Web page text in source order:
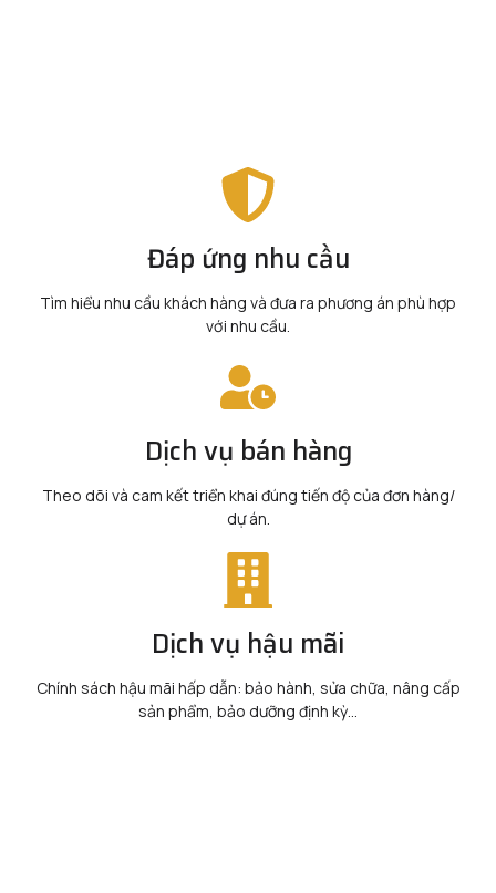
Đáp ứng nhu cầu
Tìm hiểu nhu cầu khách hàng và đưa ra phương án phù hợp
với nhu cầu.
Dịch vụ bán hàng
Theo dõi và cam kết triển khai đúng tiến độ của đơn hàng/
dự án.
Dịch vụ hậu mãi
Chính sách hậu mãi hấp dẫn: bảo hành, sửa chữa, nâng cấp
sản phẩm, bảo dưỡng định kỳ...